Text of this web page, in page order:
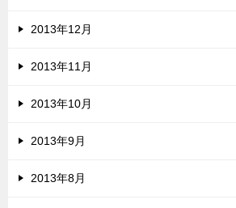
2013年12月
2013年11月
2013年10月
2013年9月
2013年8月